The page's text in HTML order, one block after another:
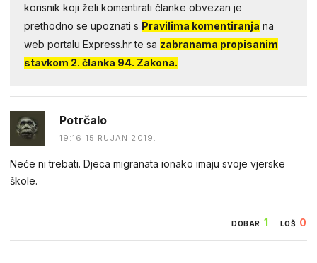
korisnik koji želi komentirati članke obvezan je
prethodno se upoznati s Pravilima komentiranja na
web portalu Express.hr te sa zabranama propisanim
stavkom 2. članka 94. Zakona.
Potrčalo
19:16 15.RUJAN 2019.
Neće ni trebati. Djeca migranata ionako imaju svoje vjerske
škole.
DOBAR 1 LOŠ 0